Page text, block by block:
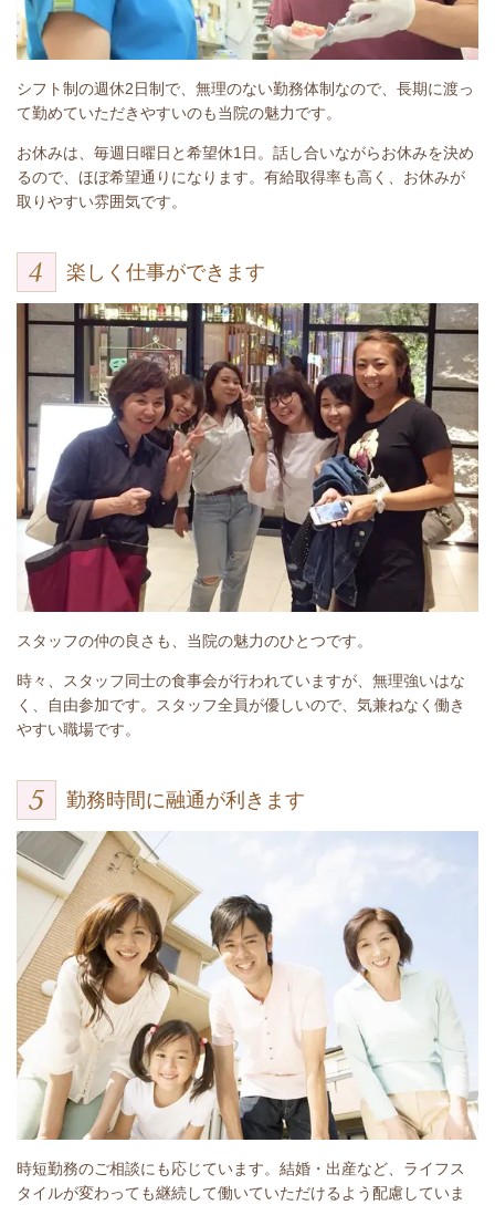
シフト制の週休2日制で、無理のない勤務体制なので、長期に渡っ
て勤めていただきやすいのも当院の魅力です。
お休みは、毎週日曜日と希望休1日。話し合いながらお休みを決め
るので、ほぼ希望通りになります。有給取得率も高く、お休みが
取りやすい雰囲気です。
楽しく仕事ができます
スタッフの仲の良さも、当院の魅力のひとつです。
時々、スタッフ同士の食事会が行われていますが、無理強いはな
く、自由参加です。スタッフ全員が優しいので、気兼ねなく働き
やすい職場です。
勤務時間に融通が利きます
時短勤務のご相談にも応じています。結婚・出産など、ライフス
タイルが変わっても継続して働いていただけるよう配慮していま